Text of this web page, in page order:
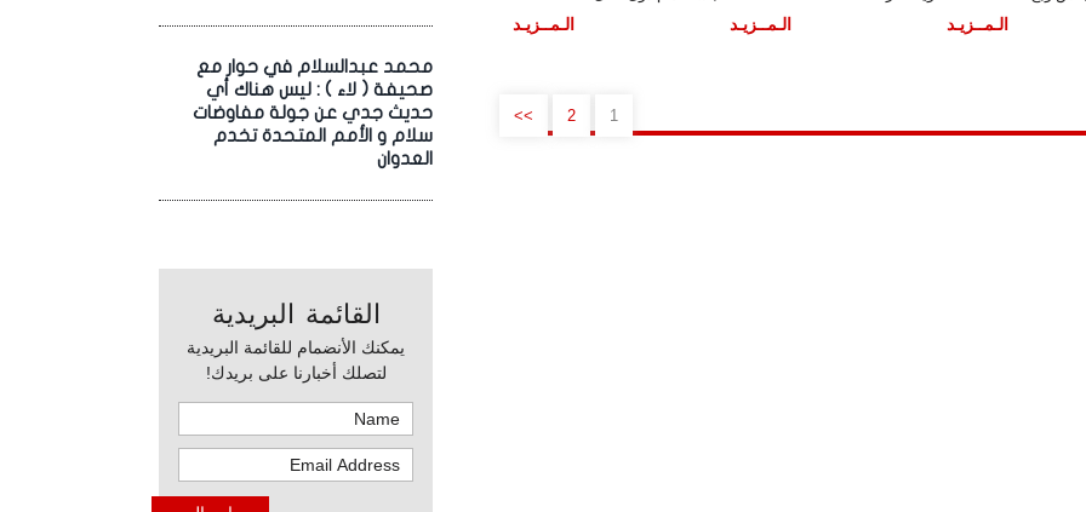
محمد عبدالسلام في حوار مع
صحيفة ( لاء ) : ليس هناك أي
حديث جدي عن جولة مفاوضات
سلام و الأمم المتحدة تخدم
العدوان
القائمة البريدية
يمكنك الأنضمام للقائمة البريدية
لتصلك أخبارنا على بريدك!
الـمــزيـد الـمــزيـد الـمــزيـد
1
2
>>